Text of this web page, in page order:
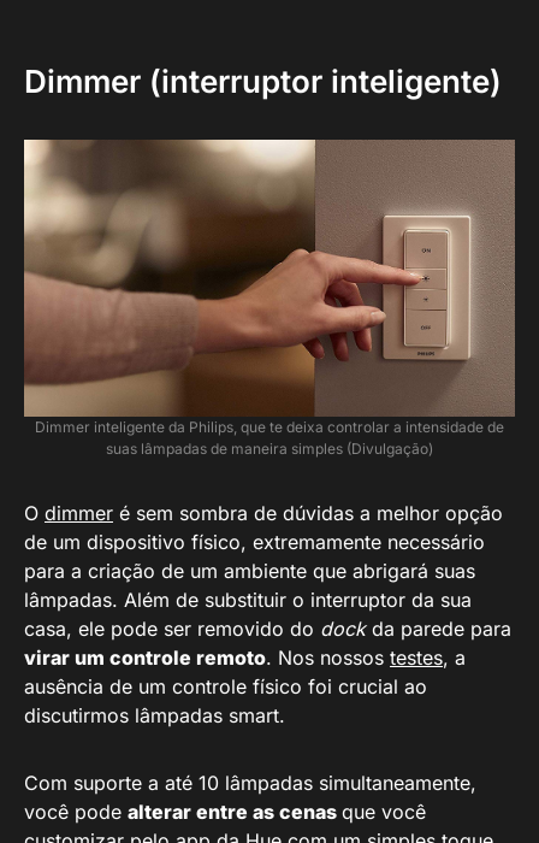
Dimmer (interruptor inteligente)
Dimmer inteligente da Philips, que te deixa controlar a intensidade de
suas lâmpadas de maneira simples (Divulgação)
O dimmer é sem sombra de dúvidas a melhor opção
de um dispositivo físico, extremamente necessário
para a criação de um ambiente que abrigará suas
lâmpadas. Além de substituir o interruptor da sua
casa, ele pode ser removido do dockda parede para
virar um controle remoto. Nos nossos testes, a
ausência de um controle físico foi crucial ao
discutirmos lâmpadas smart.
Com suporte a até 10 lâmpadas simultaneamente,
você pode alterar entre as cenas que você